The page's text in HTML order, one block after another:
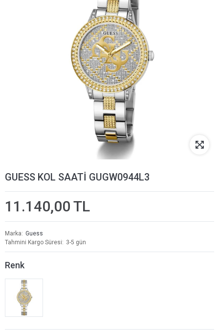
GUESS KOL SAATİ GUGW0944L3
11.140,00 TL
Marka
Guess
Tahmini Kargo Süresi
3-5 gün
Renk